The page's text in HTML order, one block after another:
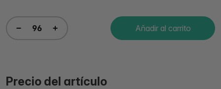
Añadir al carrito
Precio del artículo